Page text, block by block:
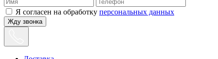
Я согласен на обработку персональных данных
Жду звонка